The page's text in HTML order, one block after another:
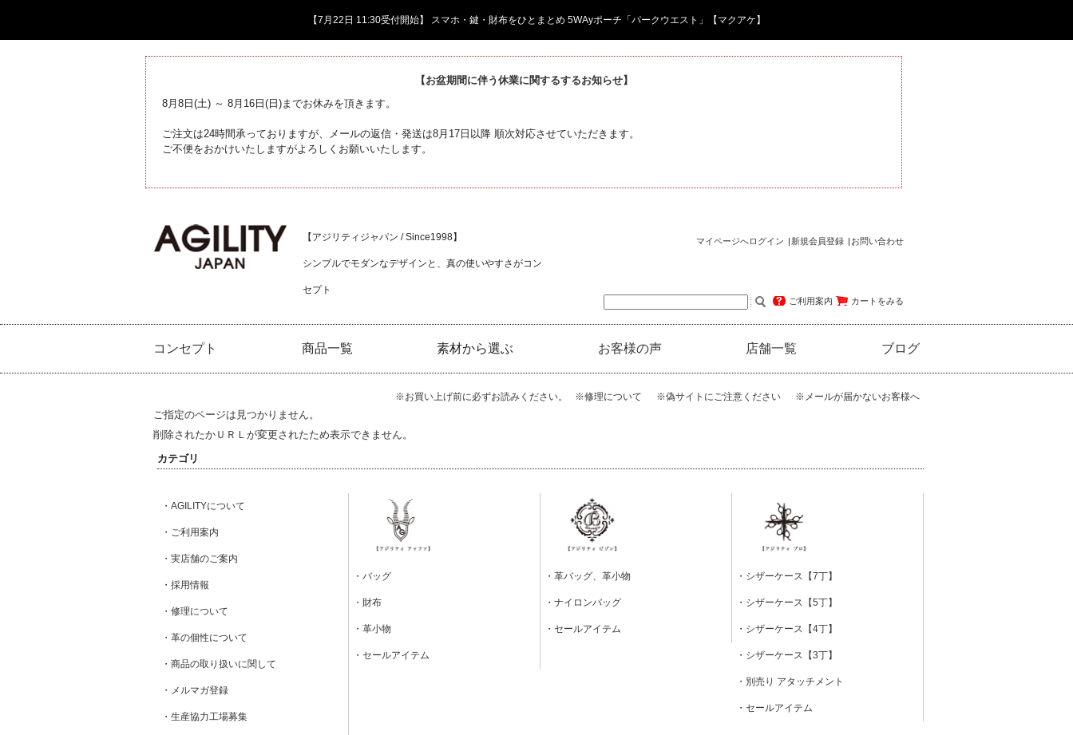
【7月22日 11:30受付開始】 スマホ・鍵・財布をひとまとめ 5WAyポーチ「パークウエスト」【マクアケ】
【お盆期間に伴う休業に関するするお知らせ】
8月8日(土) ～ 8月16日(日)までお休みを頂きます。
ご注文は24時間承っておりますが、メールの返信・発送は8月17日以降 順次対応させていただきます。
ご不便をおかけいたしますがよろしくお願いいたします。
【アジリティジャパン / Since1998】
シンプルでモダンなデザインと、真の使いやすさがコン
セプト
マイページへログイン 新規会員登録 お問い合わせ
ご利用案内 カートをみる
コンセプト 商品一覧 素材から選ぶ お客様の声 店舗一覧 ブログ
※お買い上げ前に必ずお読みください。 ※修理について ※偽サイトにご注意ください ※メールが届かないお客様へ
ご指定のページは見つかりません。
削除されたかＵＲＬが変更されたため表示できません。
カテゴリ
・AGILITYについて
・ご利用案内
・実店舗のご案内
・採用情報
・修理について
・革の個性について
・商品の取り扱いに関して
・メルマガ登録
・生産協力工場募集
・バッグ
・財布
・革小物
・セールアイテム
・革バッグ、革小物
・ナイロンバッグ
・セールアイテム
・シザーケース【7丁】
・シザーケース【5丁】
・シザーケース【4丁】
・シザーケース【3丁】
・別売り アタッチメント
・セールアイテム